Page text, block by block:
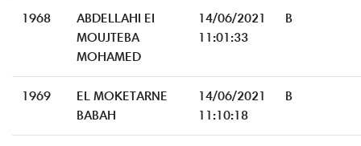
1968
ABDELLAHI EI
MOUJTEBA
MOHAMED
14/06/2021
11:01:33
B
1969
EL MOKETARNE
BABAH
14/06/2021
11:10:18
B